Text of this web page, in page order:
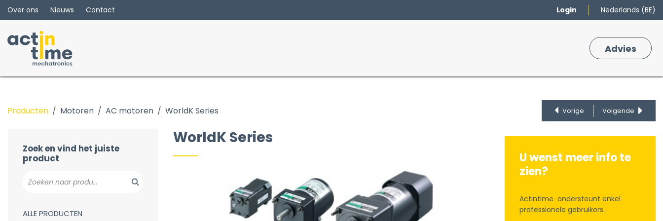
Overslaan naar inhoud
Over ons Nieuws Contact Login Nederlands (BE)
Adv​ies
WorldK Series
Producten Motoren AC motoren WorldK Series Vorige Volgende
Zoek en vind het juiste
product
ALLE PRODUCTEN
WorldK Series
U wenst meer info te
zien?
Actintime ondersteunt enkel
professionele gebruikers.